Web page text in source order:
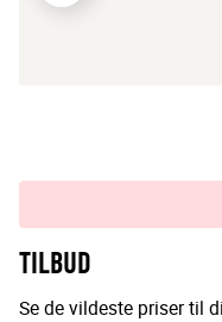
TILBUD
Se de vildeste priser til